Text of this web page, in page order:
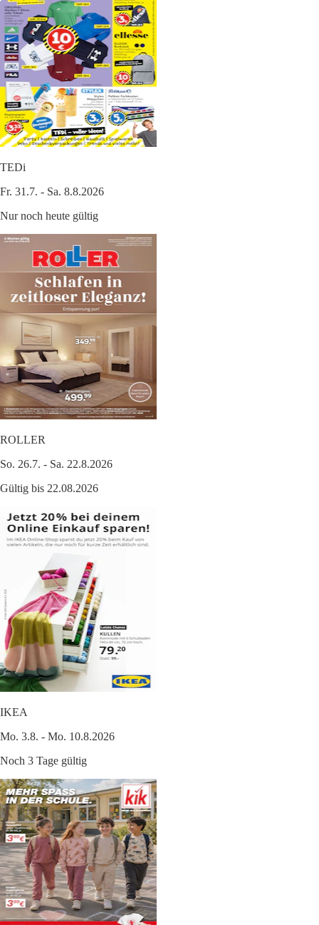
TEDi
Fr. 31.7. - Sa. 8.8.2026
Nur noch heute gültig
ROLLER
So. 26.7. - Sa. 22.8.2026
Gültig bis 22.08.2026
IKEA
Mo. 3.8. - Mo. 10.8.2026
Noch 3 Tage gültig